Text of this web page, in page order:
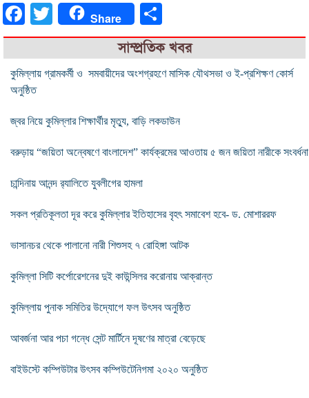
FacebookTwitter Share
সাম্প্রতিক খবর
কুমিল্লায় গ্রামকর্মী ও সমবায়ীদের অংশগ্রহণে মাসিক যৌথসভা ও ই-প্রশিক্ষণ কোর্স
অনুষ্ঠিত
জ্বর নিয়ে কুমিল্লার শিক্ষার্থীর মৃত্যু, বাড়ি লকডাউন
বরুড়ায় “জয়িতা অন্বেষণে বাংলাদেশ” কার্যক্রমের আওতায় ৫ জন জয়িতা নারীকে সংবর্ধনা
চান্দিনায় আনন্দ ‌র‌্যালিতে যুবলীগের হামলা
সকল প্রতিকূলতা দূর করে কুমিল্লার ইতিহাসের বৃহৎ সমাবেশ হবে- ড. মোশাররফ
ভাসানচর থেকে পালানো নারী শিশুসহ ৭ রোহিঙ্গা আটক
কুমিল্লা সিটি কর্পোরেশনের দুই কাউন্সিলর করোনায় আক্রান্ত
কুমিল্লায় পুনাক সমিতির উদ্যোগে ফল উৎসব অনুষ্ঠিত
আবর্জনা আর পচা গন্ধে সেন্ট মার্টিনে দূষণের মাত্রা বেড়েছে
বাইউস্টে কম্পিউটার উৎসব কম্পিউটেনিগমা ২০২০ অনুষ্ঠিত